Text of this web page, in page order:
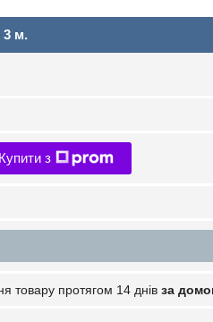
3 м.
Купити з
товару протягом 14 днів за